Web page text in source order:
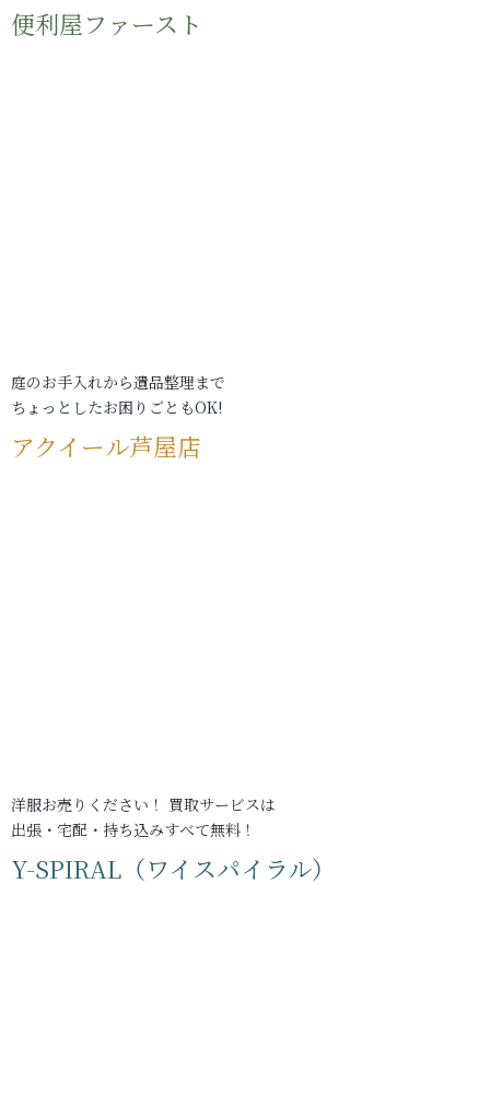
便利屋ファースト
庭のお手入れから遺品整理まで
ちょっとしたお困りごともOK!
アクイール芦屋店
洋服お売りください！ 買取サービスは
出張・宅配・持ち込みすべて無料！
Y-SPIRAL（ワイスパイラル）